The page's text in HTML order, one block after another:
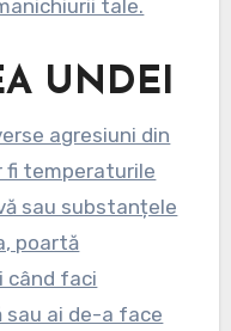
tale.
UNDEI
agresiuni din
fi temperaturile
sau substanțele
poartă
când faci
sau ai de-a face